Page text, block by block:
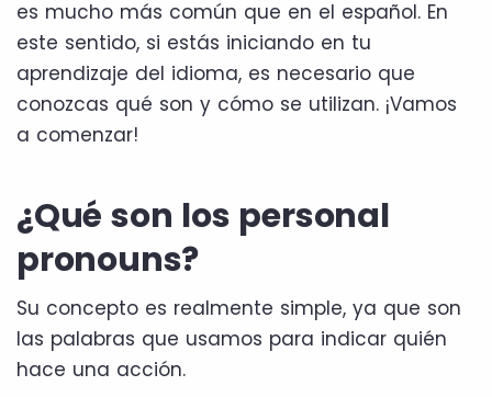
es mucho más común que en el español. En
este sentido, si estás iniciando en tu
aprendizaje del idioma, es necesario que
conozcas qué son y cómo se utilizan. ¡Vamos
a comenzar!
¿Qué son los personal
pronouns?
Su concepto es realmente simple, ya que son
las palabras que usamos para indicar quién
hace una acción.